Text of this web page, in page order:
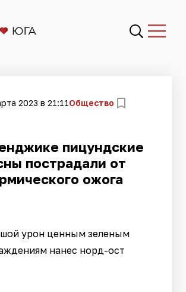
2023 в 21:11Общество
пицундские
пострадали от
ожога
урон ценным зеленым
нанес норд-ост